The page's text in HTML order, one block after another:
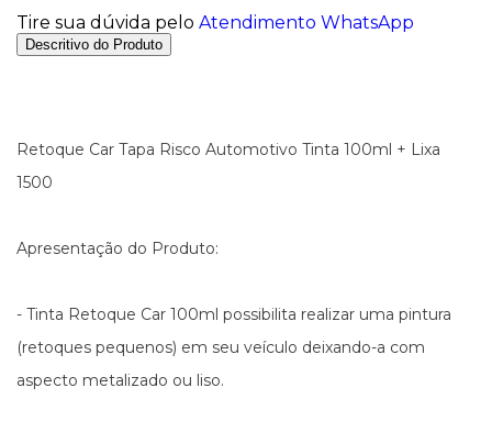
Tire sua dúvida pelo Atendimento WhatsApp
Descritivo do Produto
Retoque Car Tapa Risco Automotivo Tinta 100ml + Lixa
1500
Apresentação do Produto:
- Tinta Retoque Car 100ml possibilita realizar uma pintura
(retoques pequenos) em seu veículo deixando-a com
aspecto metalizado ou liso.